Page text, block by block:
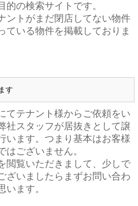
的の検索サイトです。
ントがまだ閉店してない物件
ている物件を掲載しておりま
す
てテナント様からご依頼をい
社スタッフが居抜きとして譲
います。つまり基本はお客様
はございません。
閲覧いただきまして、少しで
ざいましたらまずお問い合わ
います。